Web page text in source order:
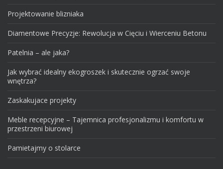
Projektowanie blizniaka
Diamentowe Precyzje: Rewolucja w Cięciu i Wierceniu Betonu
Patelnia – ale jaka?
Jak wybrać idealny ekogroszek i skutecznie ogrzać swoje
wnętrza?
Zaskakujace projekty
Meble recepcyjne – Tajemnica profesjonalizmu i komfortu w
przestrzeni biurowej
Pamietajmy o stolarce